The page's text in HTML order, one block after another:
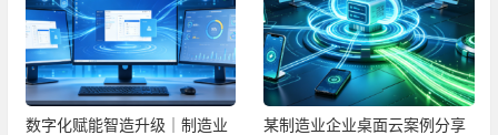
数字化赋能智造升级｜制造业
某制造业企业桌面云案例分享